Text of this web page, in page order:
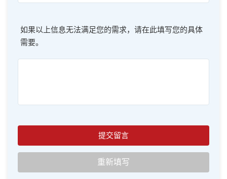
如果以上信息无法满足您的需求，请在此填写您的具体
需要。